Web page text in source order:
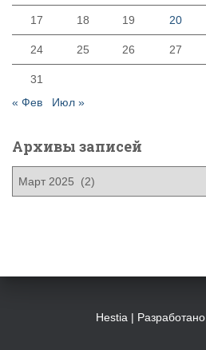
17 18 19 20
24 25 26 27
31
« Фев
Июл »
Архивы записей
з
Hestia | Разработано